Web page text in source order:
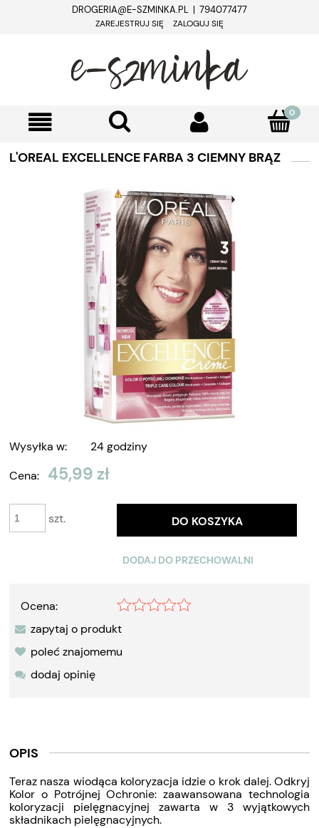
DROGERIA@E-SZMINKA.PL | 794077477
ZAREJESTRUJ SIĘ ZALOGUJ SIĘ
L'OREAL EXCELLENCE FARBA 3 CIEMNY BRĄZ
Wysyłka w:
24 godziny
Cena:
45,99 zł
szt. DO KOSZYKA
DODAJ DO PRZECHOWALNI
Ocena:
zapytaj o produkt
poleć znajomemu
dodaj opinię
OPIS
Teraz nasza wiodąca koloryzacja idzie o krok dalej. Odkryj
Kolor o Potrójnej Ochronie: zaawansowana technologia
koloryzacji pielęgnacyjnej zawarta w 3 wyjątkowych
składnikach pielęgnacyjnych.